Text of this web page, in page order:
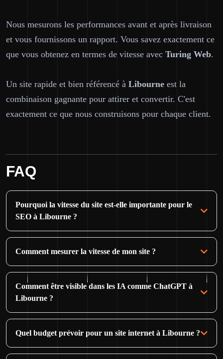
Nous mesurons les performances avant et après livraison
et vous fournissons un rapport. Vous savez exactement ce
que vous obtenez en termes de vitesse avec Turing Web.
Un site rapide et bien référencé à Libourne est la
combinaison gagnante pour attirer et convertir. C'est
exactement ce que nous construisons pour chaque client.
FAQ
Pourquoi la vitesse du site est-elle importante pour le
SEO à Libourne ?
Comment mesurer la vitesse de mon site ?
Comment être visible dans les IA comme ChatGPT à
Libourne ?
Quel budget prévoir pour un site internet à Libourne ?